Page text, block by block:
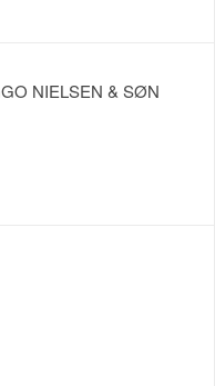
NIELSEN & SØN